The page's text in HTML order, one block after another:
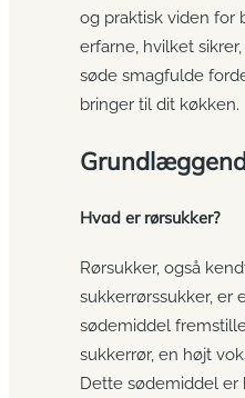
og praktisk viden for
erfarne, hvilket
søde smagfulde
bringer til dit køkken.
Hvad er rørsukker?
Rørsukker, også
sukkerrørssukker, er
sødemiddel
sukkerrør, en højt
Dette sødemiddel